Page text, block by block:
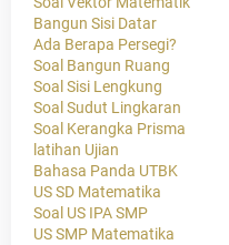
Bangun Sisi Datar
Ada Berapa Persegi?
Soal Bangun Ruang
Soal Sisi Lengkung
Soal Sudut Lingkaran
Soal Kerangka Prisma
latihan Ujian
Bahasa Panda UTBK
US SD Matematika
Soal US IPA SMP
US SMP Matematika